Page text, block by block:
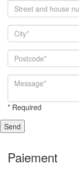
* Required
Send
Paiement